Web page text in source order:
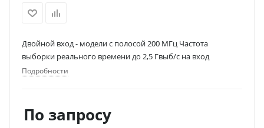
Двойной вход - модели с полосой 200 МГц Частота
выборки реального времени до 2,5 Гвыб/c на вход
Подробности
По запросу